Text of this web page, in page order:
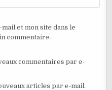
et mon site dans le
commentaire.
commentaires par e-
articles par e-mail.